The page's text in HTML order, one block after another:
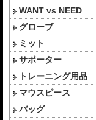
WANT vs NEED
グローブ
ミット
サポーター
トレーニング用品
マウスピース
バッグ